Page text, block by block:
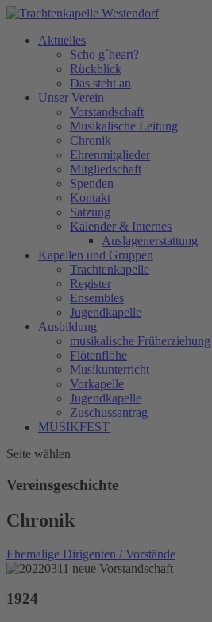
Aktuelles
Scho g´heart?
Rückblick
Das steht an
Unser Verein
Vorstandschaft
Musikalische Leitung
Chronik
Ehrenmitglieder
Mitgliedschaft
Spenden
Kontakt
Satzung
Kalender & Internes
Auslagenerstattung
Kapellen und Gruppen
Trachtenkapelle
Register
Ensembles
Jugendkapelle
Ausbildung
musikalische Früherziehung
Flötenflöhe
Musikunterricht
Vorkapelle
Jugendkapelle
Zuschussantrag
MUSIKFEST
Seite wählen
Vereinsgeschichte
Chronik
Ehemalige Dirigenten / Vorstände
1924